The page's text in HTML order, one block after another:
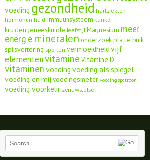
voeding gezondheid hartziekten
hormonen huid Immuunsysteem kanker
kruidengeneeskunde leefstijl Magnesium meer
energie mineralen onderzoekplatte buik
spijsvertering sporten vermoeidheidvijf
elementenvitamine Vitamine D
vitaminen voeding voeding als spiegel
voeding en mij voedingsmeter voedingspatroon
voeding voorkeur zenuwstelsel